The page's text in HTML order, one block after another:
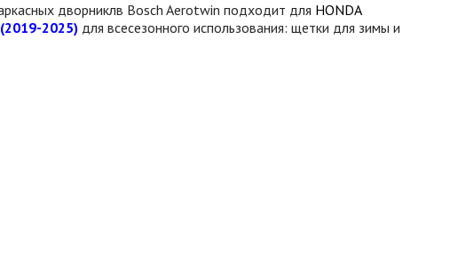
дворниклв Bosch Aerotwin подходит для HONDA
(2019-2025) для всесезонного использования: щетки для зимы и